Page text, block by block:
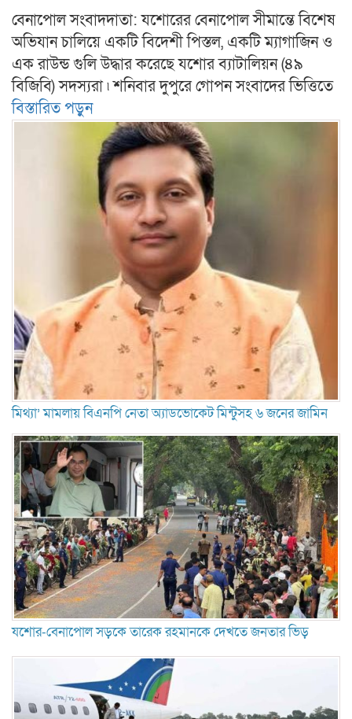
বেনাপোল সংবাদদাতা: যশোরের বেনাপোল সীমান্তে বিশেষ
অভিযান চালিয়ে একটি বিদেশী পিস্তল, একটি ম্যাগাজিন ও
এক রাউন্ড গুলি উদ্ধার করেছে যশোর ব্যাটালিয়ন (৪৯
বিজিবি) সদস্যরা ৷ শনিবার দুপুরে গোপন সংবাদের ভিত্তিতে
বিস্তারিত পড়ুন
মিথ্যা’ মামলায় বিএনপি নেতা অ্যাডভোকেট মিন্টুসহ ৬ জনের জামিন
যশোর-বেনাপোল সড়কে তারেক রহমানকে দেখতে জনতার ভিড়